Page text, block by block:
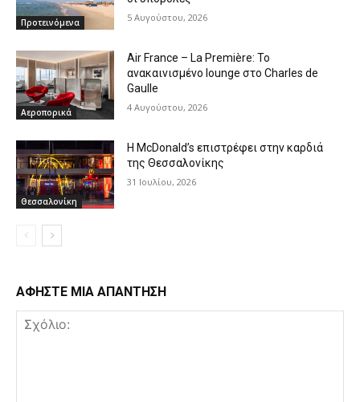
Προτεινόμενα 5 Αυγούστου, 2026
Αεροπορικά
Air France – La Première: Το
ανακαινισμένο lounge στο Charles de
Gaulle
4 Αυγούστου, 2026
Θεσσαλονίκη
Η McDonald’s επιστρέφει στην καρδιά
της Θεσσαλονίκης
31 Ιουλίου, 2026
ΑΦΗΣΤΕ ΜΙΑ ΑΠΑΝΤΗΣΗ